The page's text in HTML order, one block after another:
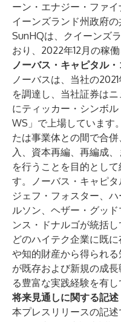
ーン・エナジー・ファ
イーンズランド州政府の
SunHQは、クイーンズ
おり、2022年12月の稼
ノーバス・キャピタル
ノーバスは、当社の
を調達し、当社証券はニ
にティッカー・シンボル
WS」で上場しています
たは事業体との間で合
入、資本再編、再編成
を行うことを目的とし
す。ノーバス・キャピタ
ジェフ・フォスター、
ルソン、ヘザー・グッ
ンス・ドナルゴが統括
どのハイテク企業に既
や知的財産から得られ
が既存および新規の成
る豊富な実践経験を有し
将来見通しに関する記述
本プレスリリースの記述